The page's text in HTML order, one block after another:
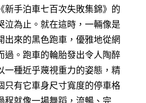
新手泊車七百次失敗集錦》的
泣為止。就在這時，一輛像是
出來的黑色跑車，優雅地從網
過。跑車的輪胎發出令人陶醉
一種近乎蔑視重力的姿態，精
只有它車身尺寸寬度的停車格
程就像一場舞蹈，流暢、完